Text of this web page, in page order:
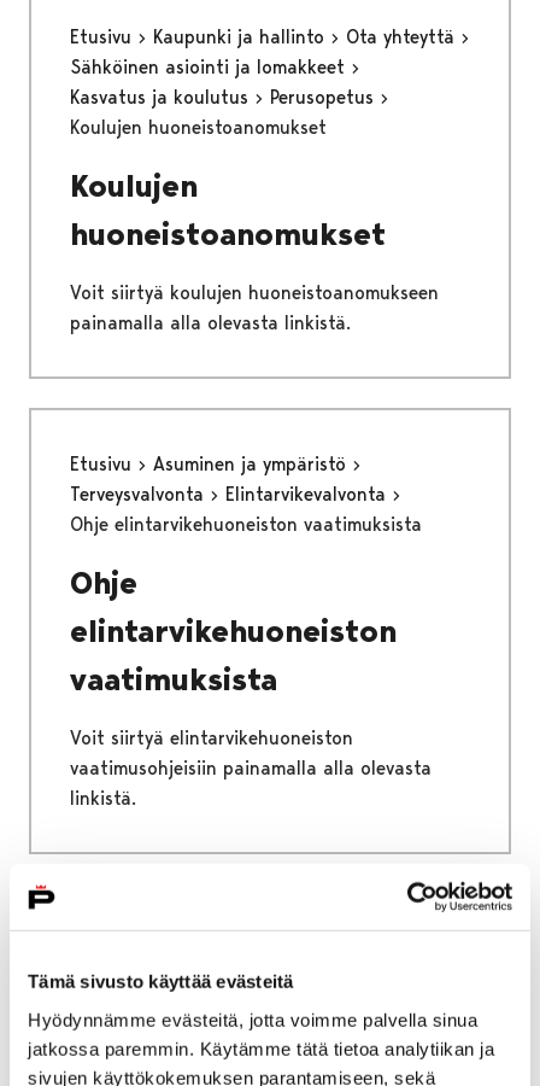
Tämä sivusto käyttää evästeitä
Hyödynnämme evästeitä, jotta voimme palvella sinua
jatkossa paremmin. Käytämme tätä tietoa analytiikan ja
sivujen käyttökokemuksen parantamiseen, sekä
Etusivu Kaupunki ja hallinto
Ota yhteyttä
Sähköinen asiointi ja lomakkeet
Kasvatus ja koulutus
Perusopetus
Koulujen huoneistoanomukset
Koulujen
huoneistoanomukset
Voit siirtyä koulujen huoneistoanomukseen
painamalla alla olevasta linkistä.
Etusivu
Asuminen ja ympäristö
Terveysvalvonta
Elintarvikevalvonta
Ohje elintarvikehuoneiston vaatimuksista
Ohje
elintarvikehuoneiston
vaatimuksista
Voit siirtyä elintarvikehuoneiston
vaatimusohjeisiin painamalla alla olevasta
linkistä.
Etusivu Kaupunki ja hallinto
Ota yhteyttä
Sähköinen asiointi ja lomakkeet
Sosiaali- ja terveyspalveluiden sähköiset
palvelut ja lomakkeet
Vammaispalvelut
Vammaispalveluhakemus